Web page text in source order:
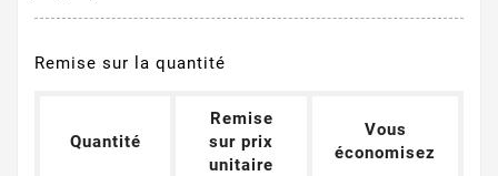
Remise sur la quantité
Quantité
Remise
sur prix
unitaire
Vous
économisez